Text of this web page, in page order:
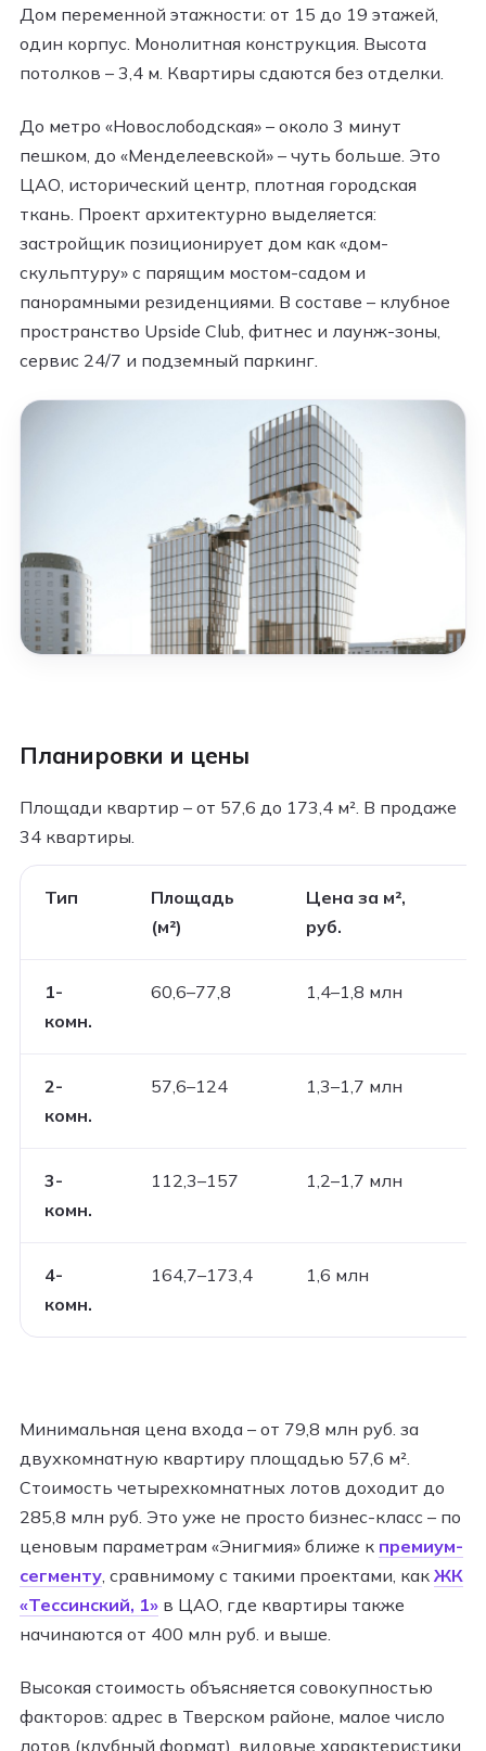
Дом переменной этажности: от 15 до 19 этажей,
один корпус. Монолитная конструкция. Высота
потолков – 3,4 м. Квартиры сдаются без отделки.
До метро «Новослободская» – около 3 минут
пешком, до «Менделеевской» – чуть больше. Это
ЦАО, исторический центр, плотная городская
ткань. Проект архитектурно выделяется:
застройщик позиционирует дом как «дом-
скульптуру» с парящим мостом-садом и
панорамными резиденциями. В составе – клубное
пространство Upside Club, фитнес и лаунж-зоны,
сервис 24/7 и подземный паркинг.
Планировки и цены
Площади квартир – от 57,6 до 173,4 м². В продаже
34 квартиры.
Тип
Площадь
(м²)
Цена за м²,
руб.
1-
комн.
60,6–77,8 1,4–1,8 млн
2-
комн.
57,6–124 1,3–1,7 млн
3-
комн.
112,3–157 1,2–1,7 млн
4-
комн.
164,7–173,4 1,6 млн
Минимальная цена входа – от 79,8 млн руб. за
двухкомнатную квартиру площадью 57,6 м².
Стоимость четырехкомнатных лотов доходит до
285,8 млн руб. Это уже не просто бизнес-класс – по
ценовым параметрам «Энигмия» ближе к премиум-
сегменту, сравнимому с такими проектами, как ЖК
«Тессинский, 1» в ЦАО, где квартиры также
начинаются от 400 млн руб. и выше.
Высокая стоимость объясняется совокупностью
факторов: адрес в Тверском районе, малое число
лотов (клубный формат), видовые характеристики